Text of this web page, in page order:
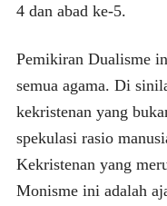
4 dan abad ke-5.
Pemikiran Dualisme
semua agama. Di
kekristenan yang
spekulasi rasio
Kekristenan yang
Monisme ini adalah